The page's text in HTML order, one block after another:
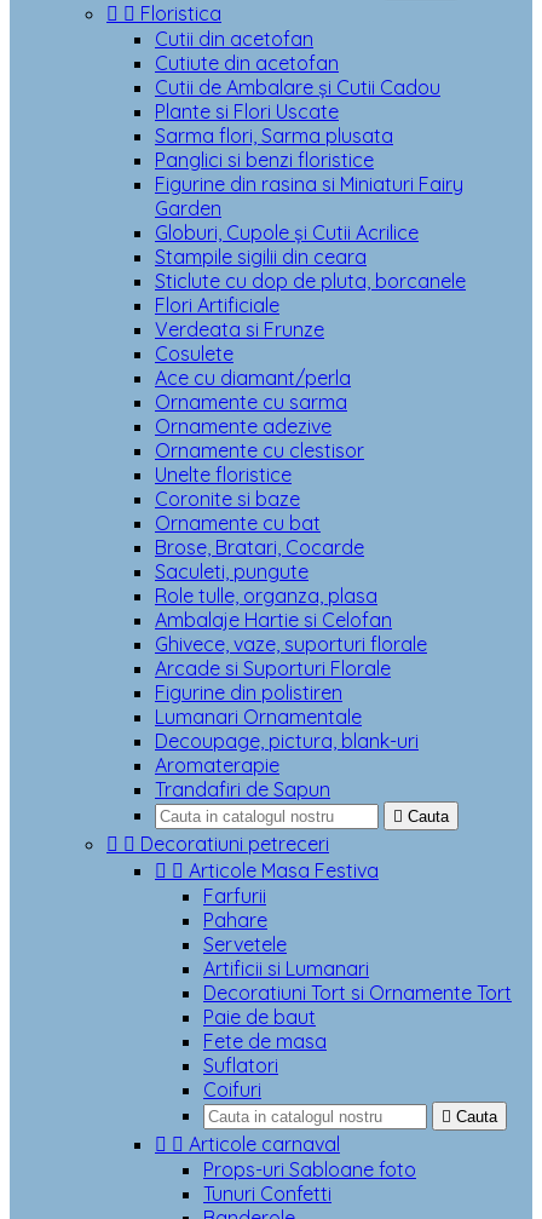
  Floristica
Cutii din acetofan
Cutiute din acetofan
Cutii de Ambalare și Cutii Cadou
Plante si Flori Uscate
Sarma flori, Sarma plusata
Panglici si benzi floristice
Figurine din rasina si Miniaturi Fairy
Garden
Globuri, Cupole și Cutii Acrilice
Stampile sigilii din ceara
Sticlute cu dop de pluta, borcanele
Flori Artificiale
Verdeata si Frunze
Cosulete
Ace cu diamant/perla
Ornamente cu sarma
Ornamente adezive
Ornamente cu clestisor
Unelte floristice
Coronite si baze
Ornamente cu bat
Brose, Bratari, Cocarde
Saculeti, pungute
Role tulle, organza, plasa
Ambalaje Hartie si Celofan
Ghivece, vaze, suporturi florale
Arcade si Suporturi Florale
Figurine din polistiren
Lumanari Ornamentale
Decoupage, pictura, blank-uri
Aromaterapie
Trandafiri de Sapun
 Cauta
  Decoratiuni petreceri
  Articole Masa Festiva
Farfurii
Pahare
Servetele
Artificii si Lumanari
Decoratiuni Tort si Ornamente Tort
Paie de baut
Fete de masa
Suflatori
Coifuri
 Cauta
  Articole carnaval
Props-uri Sabloane foto
Tunuri Confetti